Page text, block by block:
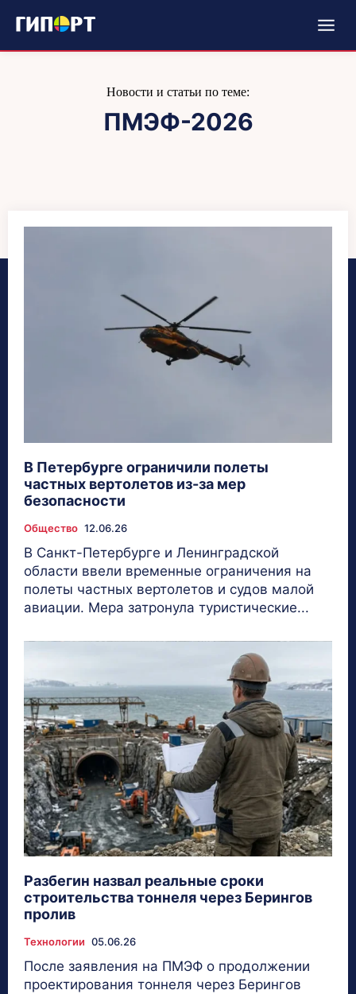
Новости и статьи по теме:
ПМЭФ-2026
В Петербурге ограничили полеты
частных вертолетов из-за мер
безопасности
Общество 12.06.26
В Санкт-Петербурге и Ленинградской
области ввели временные ограничения на
полеты частных вертолетов и судов малой
авиации. Мера затронула туристические...
Разбегин назвал реальные сроки
строительства тоннеля через Берингов
пролив
Технологии 05.06.26
После заявления на ПМЭФ о продолжении
проектирования тоннеля через Берингов